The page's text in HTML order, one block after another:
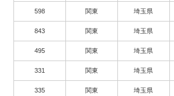
598 関東 埼玉県
843 関東 埼玉県
495 関東 埼玉県
331 関東 埼玉県
335 関東 埼玉県